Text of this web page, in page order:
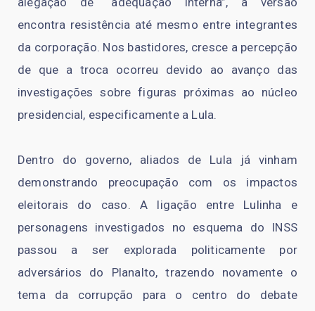
encontra resistência até mesmo entre integrantes
da corporação. Nos bastidores, cresce a percepção
de que a troca ocorreu devido ao avanço das
investigações sobre figuras próximas ao núcleo
presidencial, especificamente a Lula.
Dentro do governo, aliados de Lula já vinham
demonstrando preocupação com os impactos
eleitorais do caso. A ligação entre Lulinha e
personagens investigados no esquema do INSS
passou a ser explorada politicamente por
adversários do Planalto, trazendo novamente o
tema da corrupção para o centro do debate